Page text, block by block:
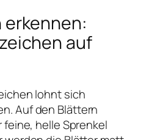
auf
lohnt sich
Auf den Blättern
helle Sprenkel